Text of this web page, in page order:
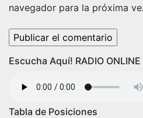
navegador para la próxima
Escucha Aquí! RADIO ONLINE
Tabla de Posiciones